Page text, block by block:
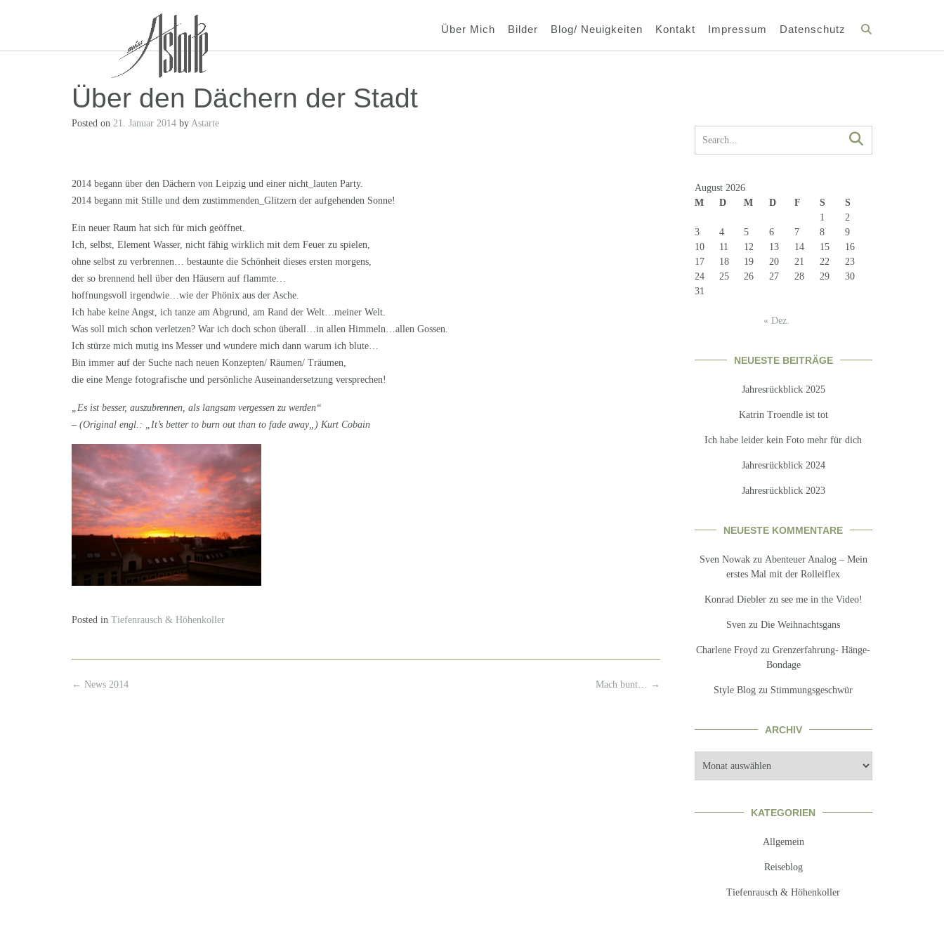
Über Mich Bilder Blog/ Neuigkeiten Kontakt Impressum Datenschutz
Über den Dächern der Stadt
Posted on 21. Januar 2014 by Astarte
2014 begann über den Dächern von Leipzig und einer nicht_lauten Party.
2014 begann mit Stille und dem zustimmenden_Glitzern der aufgehenden Sonne!
Ein neuer Raum hat sich für mich geöffnet.
Ich, selbst, Element Wasser, nicht fähig wirklich mit dem Feuer zu spielen,
ohne selbst zu verbrennen… bestaunte die Schönheit dieses ersten morgens,
der so brennend hell über den Häusern auf flammte…
hoffnungsvoll irgendwie…wie der Phönix aus der Asche.
Ich habe keine Angst, ich tanze am Abgrund, am Rand der Welt…meiner Welt.
Was soll mich schon verletzen? War ich doch schon überall…in allen Himmeln…allen Gossen.
Ich stürze mich mutig ins Messer und wundere mich dann warum ich blute…
Bin immer auf der Suche nach neuen Konzepten/ Räumen/ Träumen,
die eine Menge fotografische und persönliche Auseinandersetzung versprechen!
„Es ist besser, auszubrennen, als langsam vergessen zu werden“
– (Original engl.: „ It’s better to burn out than to fade away„) Kurt Cobain
Posted in Tiefenrausch & Höhenkoller
Post
Mach bunt… →
← News 2014
August 2026
M
D M D F S
S
1
2
3
4 5 6 7 8
9
10
11 12 13 14 15
16
17
18 19 20 21 22
23
24
25 26 27 28 29
30
31
« Dez.
NEUESTE BEITRÄGE
Jahresrückblick 2025
Katrin Troendle ist tot
Ich habe leider kein Foto mehr für dich
Jahresrückblick 2024
Jahresrückblick 2023
NEUESTE KOMMENTARE
Sven Nowakzu Abenteuer Analog – Mein
erstes Mal mit der Rolleiflex
Konrad Dieblerzu see me in the Video!
Sven zuDie Weihnachtsgans
Charlene Froyd zuGrenzerfahrung- Hänge-
Bondage
Style Blog zu Stimmungsgeschwür
ARCHIV
KATEGORIEN
Allgemein
Reiseblog
Tiefenrausch & Höhenkoller